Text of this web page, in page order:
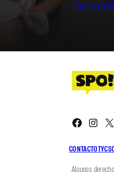
Ver en
CONTACTOTYC
Algunos